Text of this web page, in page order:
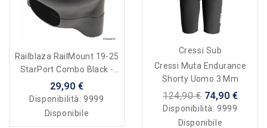
Railblaza RailMount 19-25
StarPort Combo Black -
Base Per Pulpito
29,90 €
Disponibilità:9999
Disponibile
Cressi Sub
Cressi Muta Endurance
Shorty Uomo 3 Mm
124,90 € 74,90 €
Disponibilità:9999
Disponibile